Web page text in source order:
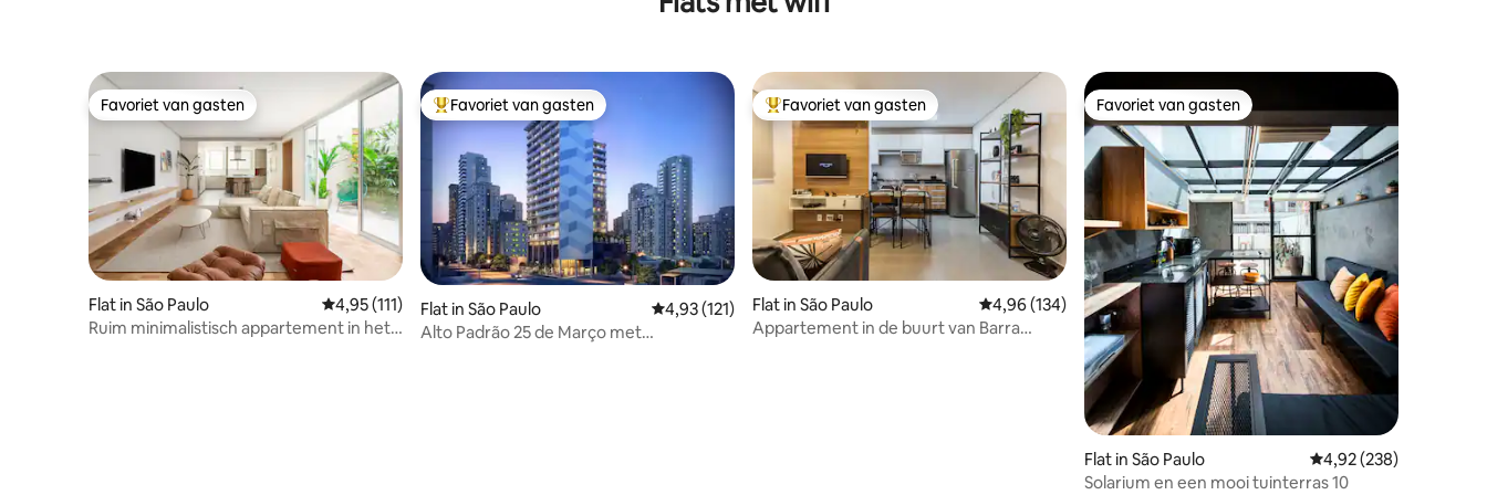
Favoriet van gasten
Favoriet van gasten
Flat in São Paulo Gemiddelde beoordeling van 4,95 op 5, 111 recensies
4,95 (111)
Ruim minimalistisch appartement in het
Topfavoriet van gasten
Favoriet van gasten
Flat in São Paulo Gemiddelde beoordeling van 4,93 op 5, 121 recensies
4,93 (121)
Alto Padrão 25 de Março met
Topfavoriet van gasten
Favoriet van gasten
Flat in São Paulo Gemiddelde beoordeling van 4,96 op 5, 134 recensies
4,96 (134)
Appartement in de buurt van Barra
Favoriet van gasten
Favoriet van gasten
Flat in São Paulo Gemiddelde
4,92 (238)
Solarium en een mooi tuinterras 10